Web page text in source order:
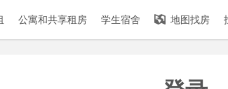
公寓和共享租房 学生宿舍 地图找房